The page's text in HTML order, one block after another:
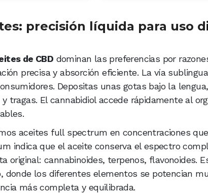
precisión líquida para uso
de CBD dominan las preferencias por
precisa y absorción eficiente. La vía
Depositas unas gotas bajo la
tragas. El cannabidiol accede rápidamente al
aceites full spectrum en concentraciones
indica que el aceite conserva el espectro
original: cannabinoides, terpenos, flavonoides.
donde los diferentes elementos se potencian
más completa y equilibrada.